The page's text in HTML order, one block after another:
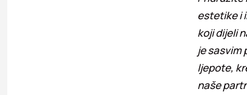
estetike i
koji dijeli
je sasvim
ljepote,
naše